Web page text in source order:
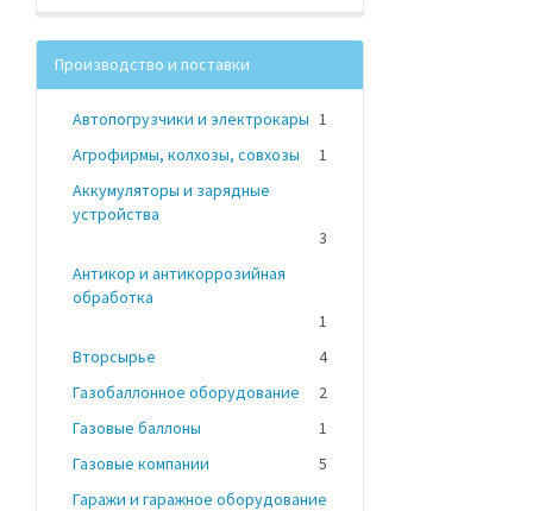
Производство и поставки
Автопогрузчики и электрокары 1
Агрофирмы, колхозы, совхозы
1
Аккумуляторы и зарядные
устройства
3
Антикор и антикоррозийная
обработка
1
Вторсырье
4
Газобаллонное оборудование
2
Газовые баллоны
1
Газовые компании
5
Гаражи и гаражное оборудование